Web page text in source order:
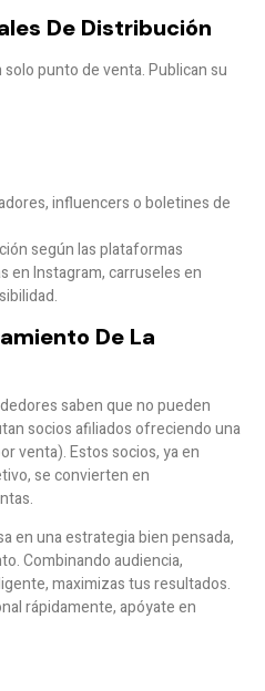
De Distribución
punto de venta. Publican su
influencers o boletines de
según las plataformas
en Instagram, carruseles en
.
De La
saben que no pueden
socios afiliadosofreciendo una
venta). Estos socios, ya en
se convierten en
en una estrategia bien pensada,
Combinando audiencia,
maximizas tus resultados.
rápidamente, apóyate en